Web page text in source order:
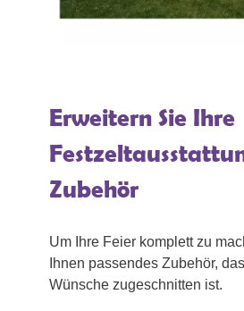
Erweitern Sie Ihre
Zubehör
Um Ihre Feier komplett zu
Ihnen passendes Zubehör,
Wünsche zugeschnitten ist.